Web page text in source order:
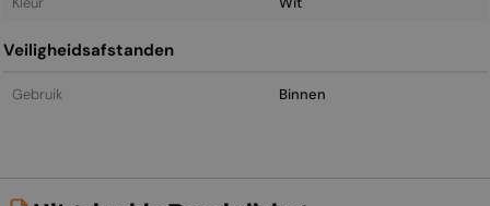
Veiligheidsafstanden
Gebruik Binnen